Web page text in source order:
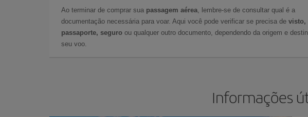
Ao terminar de comprar sua passagem aérea, lembre-se de consultar qual é a
documentação necessária para voar. Aqui você pode verificar se precisa de visto,
passaporte, seguro ou qualquer outro documento, dependendo da origem e
seu voo.
Informações